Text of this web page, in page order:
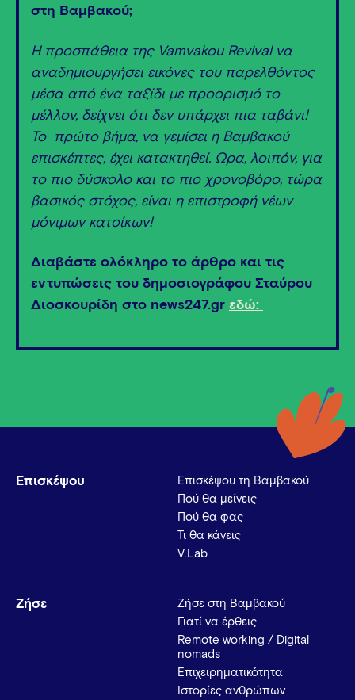
στη Βαμβακού;
Η προσπάθεια της Vamvakou Revival να
αναδημιουργήσει εικόνες του παρελθόντος
μέσα από ένα ταξίδι με προορισμό το
μέλλον, δείχνει ότι δεν υπάρχει πια ταβάνι!
Το πρώτο βήμα, να γεμίσει η Βαμβακού
επισκέπτες, έχει κατακτηθεί. Ώρα, λοιπόν, για
το πιο δύσκολο και το πιο χρονοβόρο, τώρα
βασικός στόχος, είναι η επιστροφή νέων
μόνιμων κατοίκων!
Διαβάστε ολόκληρο το άρθρο και τις
εντυπώσεις του δημοσιογράφου Σταύρου
Διοσκουρίδη στο news247.gr εδώ:
Επισκέψου
Επισκέψου τη Βαμβακού
Πού θα μείνεις
Πού θα φας
Τι θα κάνεις
V.Lab
Ζήσε
Ζήσε στη Βαμβακού
Γιατί να έρθεις
Remote working / Digital
nomads
Επιχειρηματικότητα
Ιστορίες ανθρώπων